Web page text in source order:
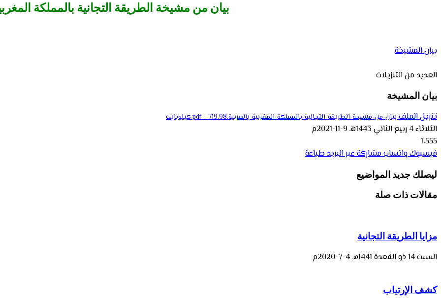
بيان من مشيخة الطريقة التجانية بالمملكة
بيان المشيخة
العديد من التنزيلات
بيان المشيخة
تنزيل الملفبيان-من-مشيخة-الطريقة-التجانية-بالمملكة-المغربية-بالعربية.pdf – 719.98 كيلوبايت
الثلاثاء 4 ربيع الثاني 1443هـ 9-11-2021م
1٬555
فيسبوكواتسابمشاركة عبر البريدطباعة
ليصلك جديد المواضيع
مقالات ذات صلة
مزايا الطريقة التجانية
السبت 14 ذو القعدة 1441هـ 4-7-2020م
كشف الإرتياب